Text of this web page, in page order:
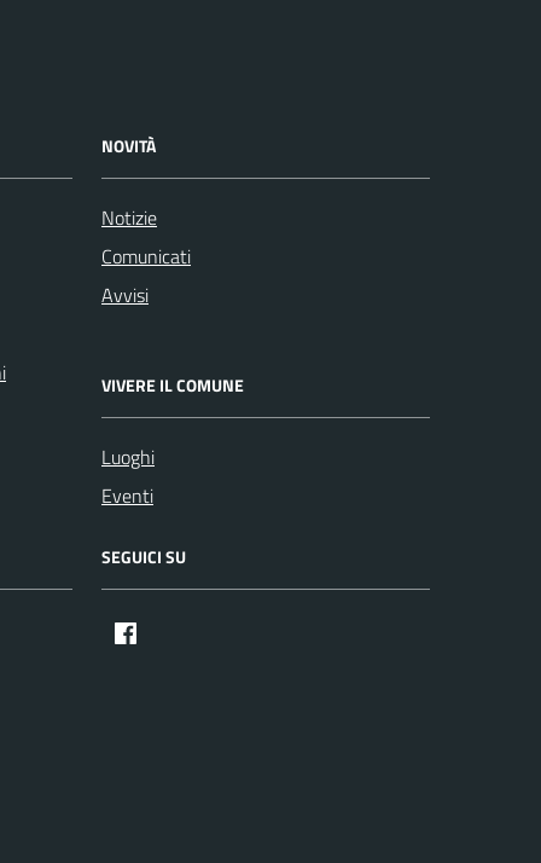
NOVITÀ
Notizie
Comunicati
Avvisi
VIVERE IL COMUNE
Luoghi
Eventi
SEGUICI SU